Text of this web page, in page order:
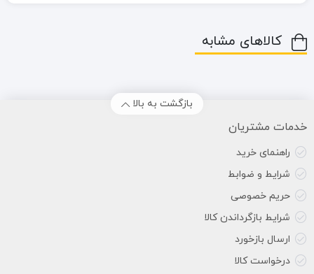
کالاهای مشابه
بازگشت به بالا
خدمات مشتریان
راهنمای خرید
شرایط و ضوابط
حریم خصوصی
شرایط بازگرداندن کالا
ارسال بازخورد
درخواست کالا